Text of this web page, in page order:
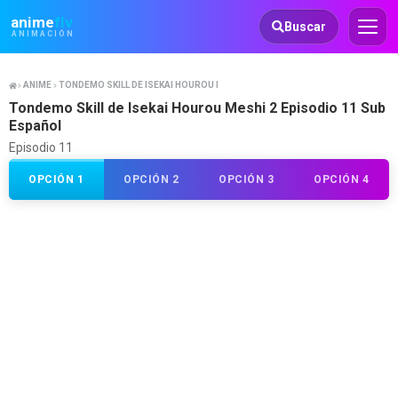
animeflv
ANIMACIÓN
Animeflv Buscar
ANIME TONDEMO SKILL DE ISEKAI HOUROU MESHI 2
Tondemo Skill de Isekai Hourou Meshi 2 Episodio 11 Sub
Español
Episodio 11
OPCIÓN 1 OPCIÓN 2 OPCIÓN 3 OPCIÓN 4